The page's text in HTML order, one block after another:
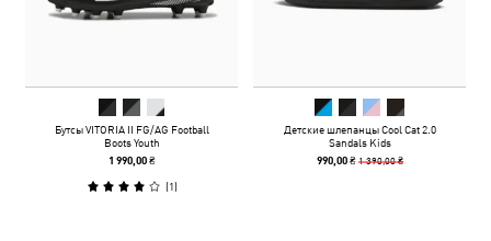
Бутсы VITORIA II FG/AG Football
Boots Youth
1 990,00 ₴
(1)
Детские шлепанцы Cool Cat 2.0
Sandals Kids
990,00 ₴ 1 390,00 ₴